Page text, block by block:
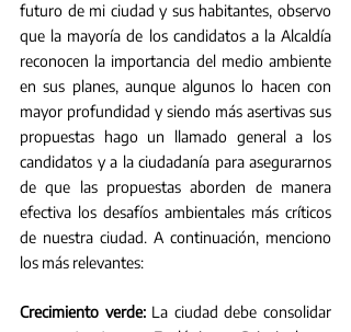
futuro de mi ciudad y sus habitantes, observo
que la mayoría de los candidatos a la Alcaldía
reconocen la importancia del medio ambiente
en sus planes, aunque algunos lo hacen con
mayor profundidad y siendo más asertivas sus
propuestas hago un llamado general a los
candidatos y a la ciudadanía para asegurarnos
de que las propuestas aborden de manera
efectiva los desafíos ambientales más críticos
de nuestra ciudad. A continuación, menciono
los más relevantes:
Crecimiento verde: La ciudad debe consolidar